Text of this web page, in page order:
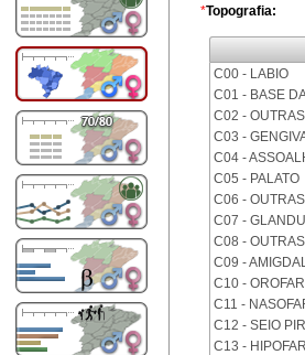
*Topografia:
C00 - LABIO
C01 - BASE
C02 -
C03 -
C04 -
C05 - PALATO
C06 -
C07 -
C08 -
C09 -
C10 -
C11 -
C12 - SEIO
C13 -